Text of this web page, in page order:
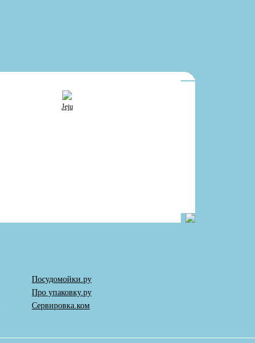
Jeju
Посудомойки.ру
Про упаковку.ру
Сервировка.ком